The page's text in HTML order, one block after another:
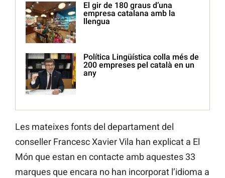
El gir de 180 graus d’una
empresa catalana amb la
llengua
Política Lingüística colla més de
200 empreses pel català en un
any
Les mateixes fonts del departament del
conseller Francesc Xavier Vila han explicat a El
Món que estan en contacte amb aquestes 33
marques que encara no han incorporat l’idioma a